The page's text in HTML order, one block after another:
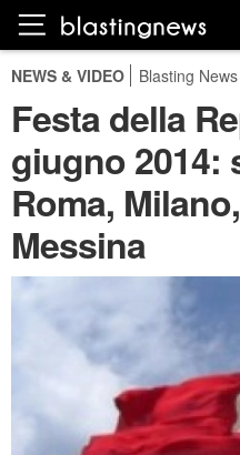
NEWS & VIDEO Blasting
Festa della
giugno 2014:
Roma,
Messina